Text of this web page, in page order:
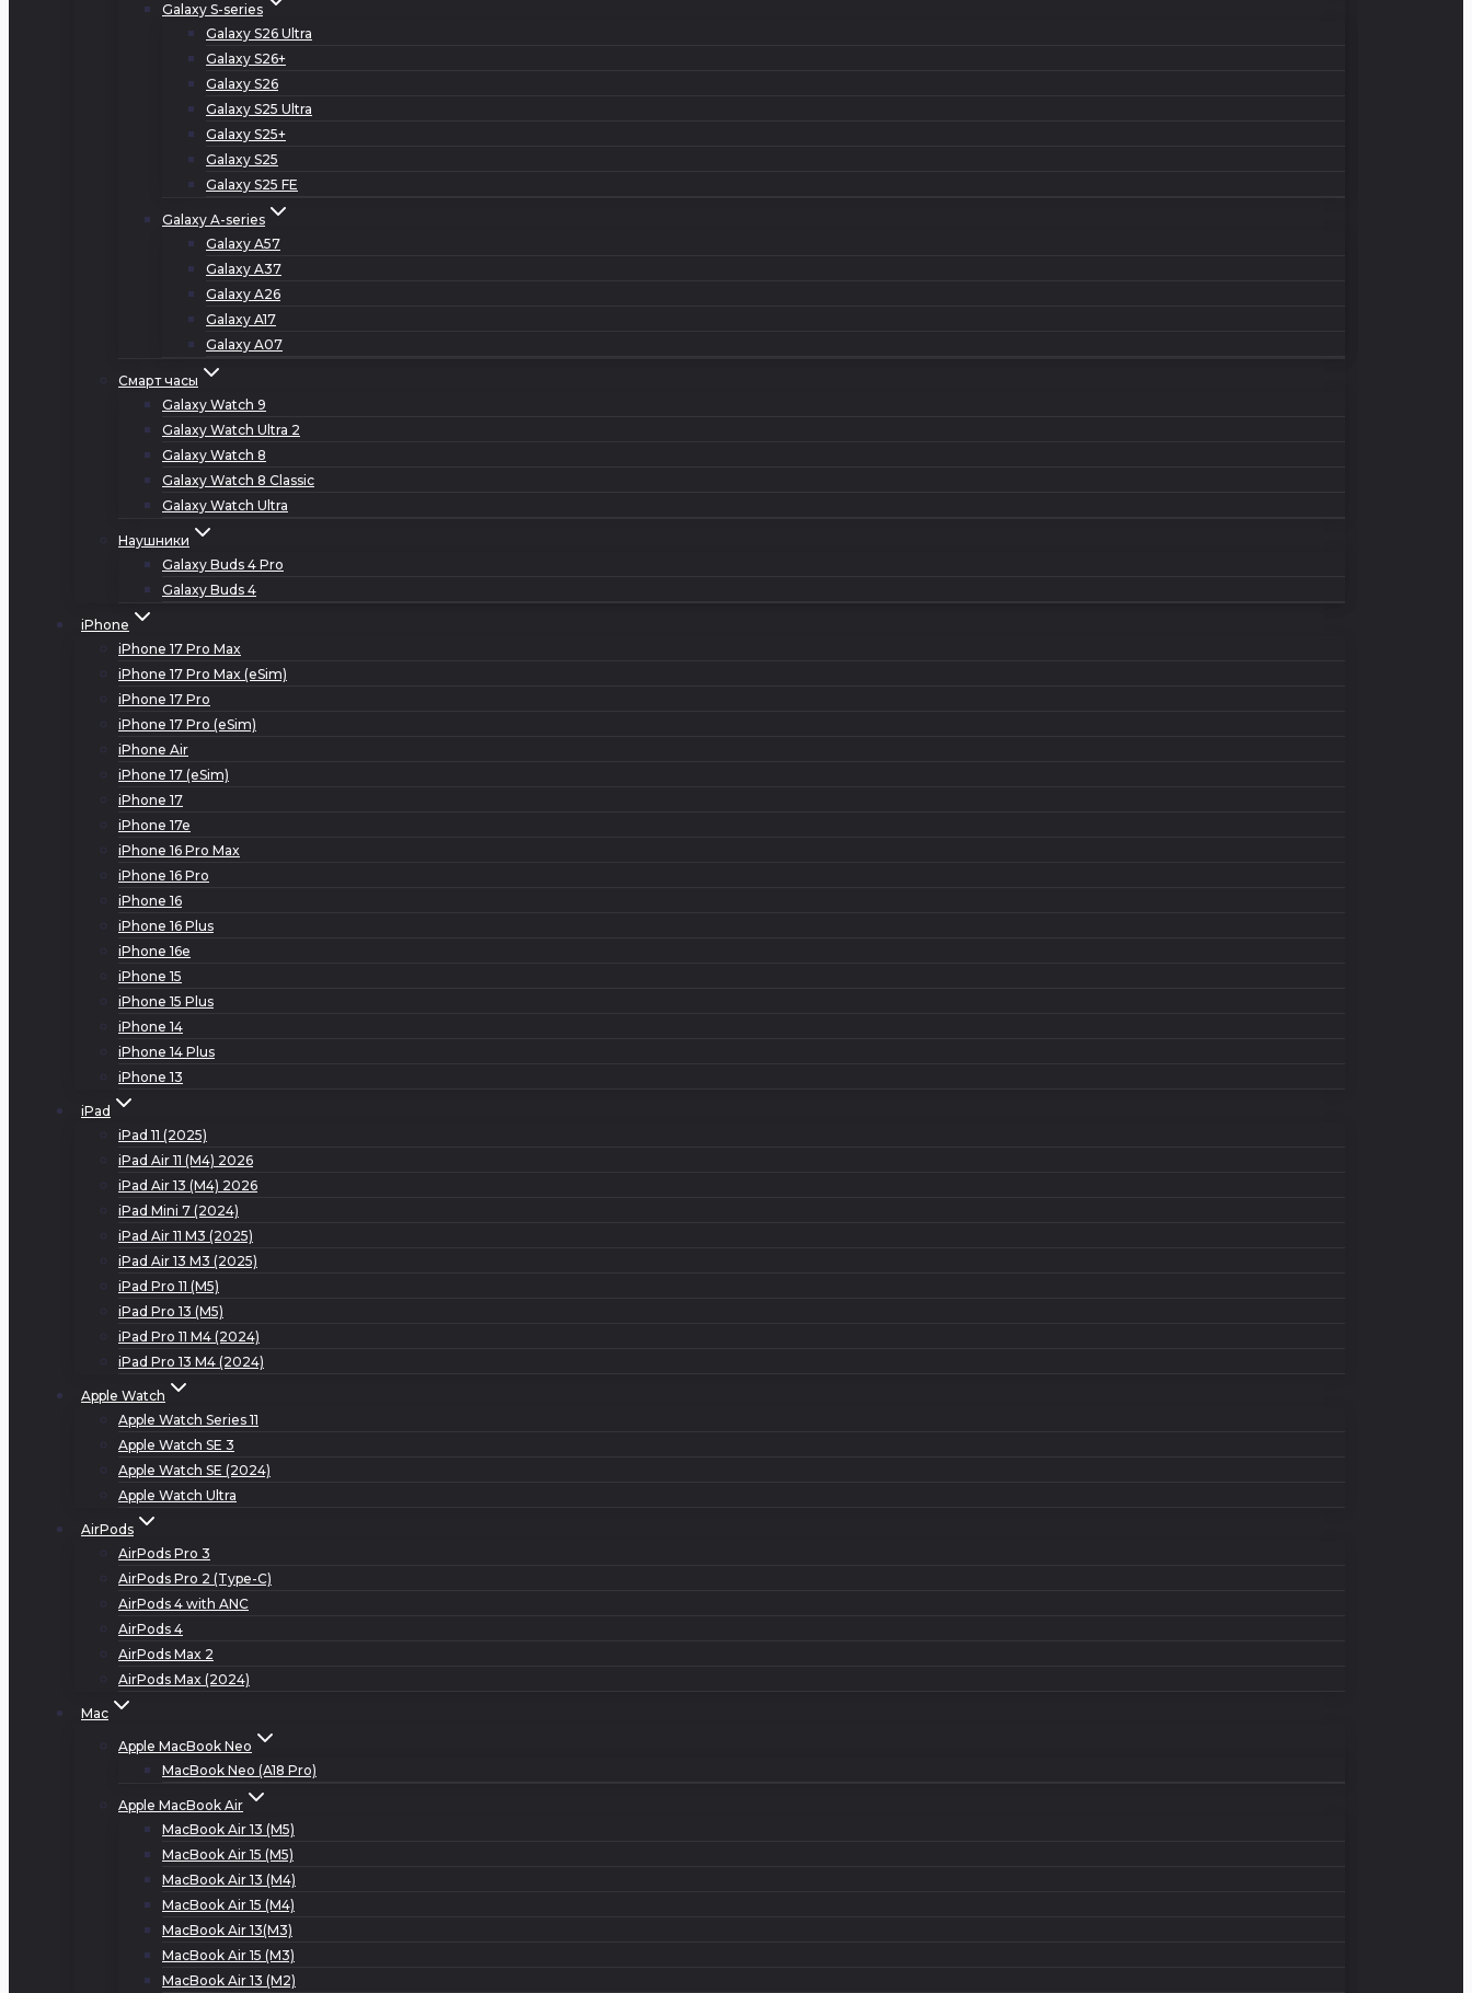
Galaxy S-series
Galaxy S26 Ultra
Galaxy S26+
Galaxy S26
Galaxy S25 Ultra
Galaxy S25+
Galaxy S25
Galaxy S25 FE
Galaxy A-series
Galaxy A57
Galaxy A37
Galaxy A26
Galaxy A17
Galaxy A07
Смарт часы
Galaxy Watch 9
Galaxy Watch Ultra 2
Galaxy Watch 8
Galaxy Watch 8 Classic
Galaxy Watch Ultra
Наушники
Galaxy Buds 4 Pro
Galaxy Buds 4
iPhone
iPhone 17 Pro Max
iPhone 17 Pro Max (eSim)
iPhone 17 Pro
iPhone 17 Pro (eSim)
iPhone Air
iPhone 17 (eSim)
iPhone 17
iPhone 17e
iPhone 16 Pro Max
iPhone 16 Pro
iPhone 16
iPhone 16 Plus
iPhone 16e
iPhone 15
iPhone 15 Plus
iPhone 14
iPhone 14 Plus
iPhone 13
iPad
iPad 11 (2025)
iPad Air 11 (M4) 2026
iPad Air 13 (M4) 2026
iPad Mini 7 (2024)
iPad Air 11 M3 (2025)
iPad Air 13 M3 (2025)
iPad Pro 11 (M5)
iPad Pro 13 (M5)
iPad Pro 11 M4 (2024)
iPad Pro 13 M4 (2024)
Apple Watch
Apple Watch Series 11
Apple Watch SE 3
Apple Watch SE (2024)
Apple Watch Ultra
AirPods
AirPods Pro 3
AirPods Pro 2 (Type-C)
AirPods 4 with ANC
AirPods 4
AirPods Max 2
AirPods Max (2024)
Mac
Apple MacBook Neo
MacBook Neo (A18 Pro)
Apple MacBook Air
MacBook Air 13 (M5)
MacBook Air 15 (M5)
MacBook Air 13 (M4)
MacBook Air 15 (M4)
MacBook Air 13(M3)
MacBook Air 15 (M3)
MacBook Air 13 (M2)